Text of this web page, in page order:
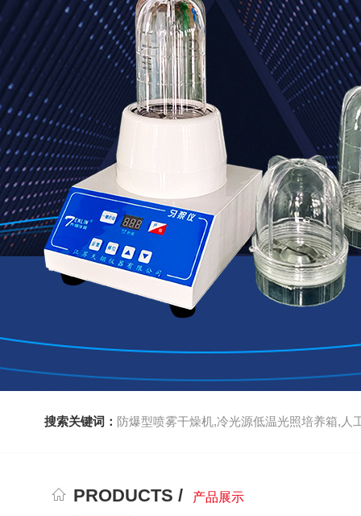
搜索关键词： 防爆型喷雾干燥机,冷光源低温光照培养箱,人
PRODUCTS / 产品展示